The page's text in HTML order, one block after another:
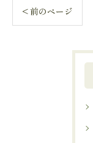
< 前のページ